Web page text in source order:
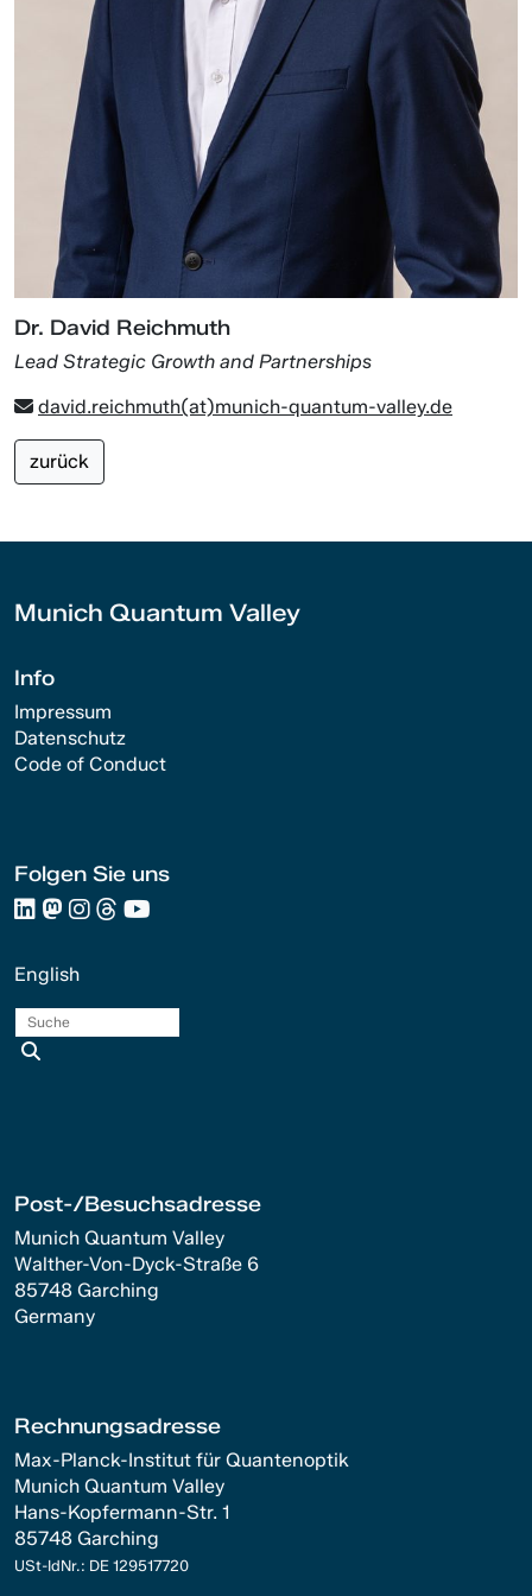
Dr. David Reichmuth
Lead Strategic Growth and Partnerships
david.reichmuth(at)munich-quantum-valley.de
zurück
Munich Quantum Valley
Info
Impressum
Datenschutz
Code of Conduct
Folgen Sie uns
English
Post-/Besuchsadresse
Munich Quantum Valley
Walther-Von-Dyck-Straße 6
85748 Garching
Germany
Rechnungsadresse
Max-Planck-Institut für Quantenoptik
Munich Quantum Valley
Hans-Kopfermann-Str. 1
85748 Garching
USt-IdNr.: DE 129517720